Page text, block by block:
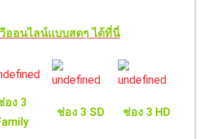
ออนไลน์แบบสดๆ ได้ที่นี่
อง 3
ช่อง 3 SD ช่อง 3 HD